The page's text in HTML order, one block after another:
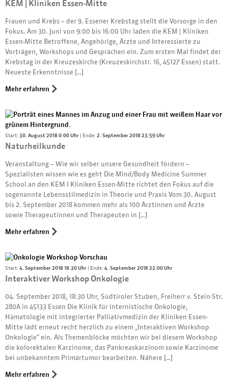
KEM | Kliniken Essen-Mitte
Frauen und Krebs – der 9. Essener Krebstag stellt die Vorsorge in den
Fokus. Am 30. Juni von 9:00 bis 16:00 Uhr laden die KEM | Kliniken
Essen-Mitte Betroffene, Angehörige, Ärzte und Interessierte zu
Vorträgen, Workshops und Gesprächen ein. Zum ersten Mal findet der
Krebstag in der Kreuzeskirche (Kreuzeskirchstr. 16, 45127 Essen) statt.
Neueste Erkenntnisse […]
Mehr erfahren
Start: 30. August 2018 0:00 Uhr | Ende: 2. September 2018 23:59 Uhr
Naturheilkunde
Veranstaltung – Wie wir selber unsere Gesundheit fördern –
Spezialisten wissen wie es geht Die Mind/Body Medicine Summer
School an den KEM I Kliniken Essen-Mitte richtet den Fokus auf die
sogenannte Lebensstilmedizin in Theorie und Praxis Vom 30. August
bis 2. September 2018 kommen mehr als 100 Ärztinnen und Ärzte
sowie Therapeutinnen und Therapeuten in […]
Mehr erfahren
Start: 4. September 2018 18:30 Uhr | Ende: 4. September 2018 22:00 Uhr
Interaktiver Workshop Onkologie
04. September 2018, 18:30 Uhr, Südtiroler Stuben, Freiherr v. Stein-Str.
280A in 45133 Essen Die Klinik für internistische Onkologie,
Hämatologie mit integrierter Palliativmedizin der Kliniken Essen-
Mitte lädt erneut recht herzlich zu einem „Interaktiven Workshop
Onkologie“ ein. Als Themenblöcke möchten wir bei diesem Workshop
die kolorektalen Karzinome, das Pankreaskarzinom sowie Karzinome
bei unbekanntem Primärtumor bearbeiten. Nähere […]
Mehr erfahren